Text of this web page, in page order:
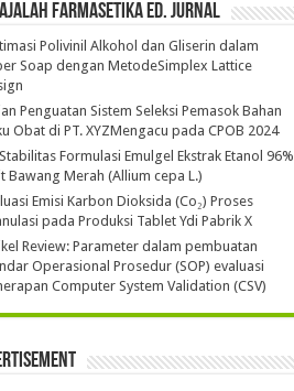
Farmasetika Ed. Jurnal
Polivinil Alkohol dan Gliserin dalam
Soap dengan MetodeSimplex Lattice
Penguatan Sistem Seleksi Pemasok Bahan
Obat di PT. XYZMengacu pada CPOB 2024
Formulasi Emulgel Ekstrak Etanol 96%
Bawang Merah (Allium cepa L.)
Emisi Karbon Dioksida (Co₂) Proses
pada Produksi Tablet Ydi Pabrik X
Review: Parameter dalam pembuatan
Operasional Prosedur (SOP) evaluasi
Computer System Validation (CSV)